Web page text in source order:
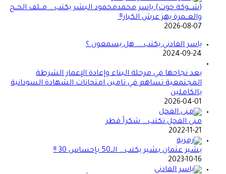
(شـــوكة حوت) ياسر محمدمحمود البشر يكتب… مــلف الحــج
والعــمرة يهز عرش الكبار!!
2026-08-07
ياسر الفادني يكتب…. هل يسمعون ؟
2024-09-24
بعد نجاحها في مرحلة البناء وإعادة الإعمار الشرطة
المجتمعية تساهم في تامين امتحانات الشهادة السودانية
بالكاملين
2026-04-01
منى الفحل تكتب… شكراً قطر
2022-11-21
بشير عثمان بشير يكتب… الــ50 بإحساس 30 !!
2023-10-16